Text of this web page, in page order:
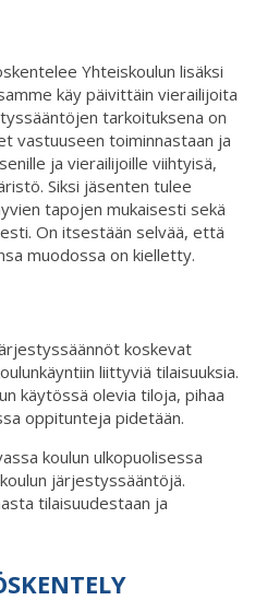
Yhteiskoulun lisäksi
käy päivittäin vierailijoita
tarkoituksena on
vastuuseen toiminnastaan ja
ja vierailijoille viihtyisä,
Siksi jäsenten tulee
tapojen mukaisesti sekä
On itsestään selvää, että
muodossa on kielletty.
koskevat
liittyviä tilaisuuksia.
käytössä olevia tiloja, pihaa
oppitunteja pidetään.
koulun ulkopuolisessa
järjestyssääntöjä.
tilaisuudestaan ja